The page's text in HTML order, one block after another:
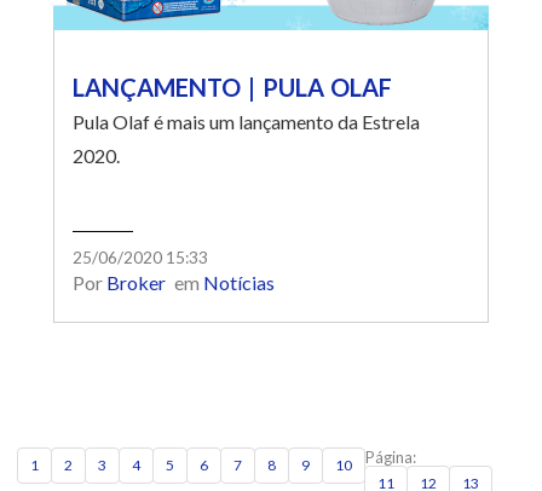
LANÇAMENTO | PULA OLAF
Pula Olaf é mais um lançamento da Estrela
2020.
25/06/2020 15:33
Por Broker em Notícias
Página:
1 2 3 4 5 6 7 8 9
10
11
12
13